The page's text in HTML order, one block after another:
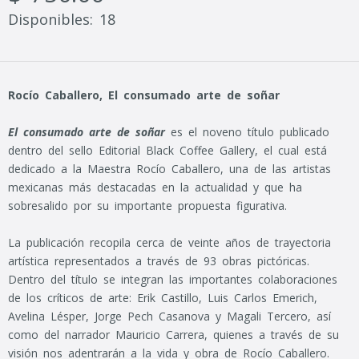
Disponibles: 18
Rocío Caballero, El consumado arte de soñar
El consumado arte de soñar es el noveno título publicado
dentro del sello Editorial Black Coffee Gallery, el cual está
dedicado a la Maestra Rocío Caballero, una de las artistas
mexicanas más destacadas en la actualidad y que ha
sobresalido por su importante propuesta figurativa.
La publicación recopila cerca de veinte años de trayectoria
artística representados a través de 93 obras pictóricas.
Dentro del título se integran las importantes colaboraciones
de los críticos de arte: Erik Castillo, Luis Carlos Emerich,
Avelina Lésper, Jorge Pech Casanova y Magali Tercero, así
como del narrador Mauricio Carrera, quienes a través de su
visión nos adentrarán a la vida y obra de Rocío Caballero.